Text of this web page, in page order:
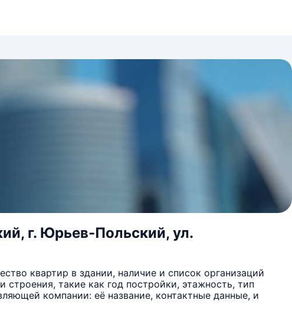
г. Юрьев-Польский, ул.
квартир в здании, наличие и список организаций
такие как год постройки, этажность, тип
компании: её название, контактные данные, и